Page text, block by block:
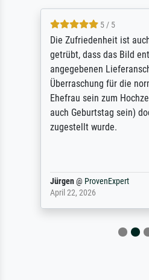
5 / 5
Die Zufriedenheit ist
getrübt, dass das Bild
angegebenen
Überraschung für die
Ehefrau sein zum
auch Geburtstag sein)
zugestellt wurde.
Jürgen@ ProvenExpert
April 22, 2026